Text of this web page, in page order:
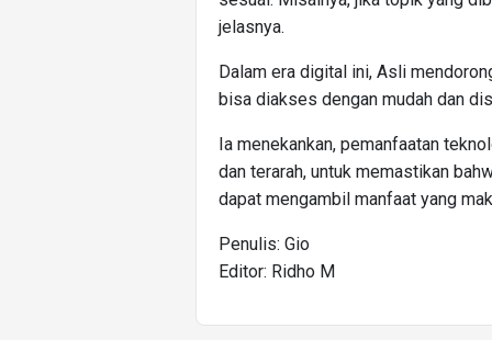
jelasnya.
Dalam era digital ini, Asli
bisa diakses dengan mudah dan
Ia menekankan, pemanfaatan
dan terarah, untuk memastikan
dapat mengambil manfaat yang
Penulis: Gio
Editor: Ridho M